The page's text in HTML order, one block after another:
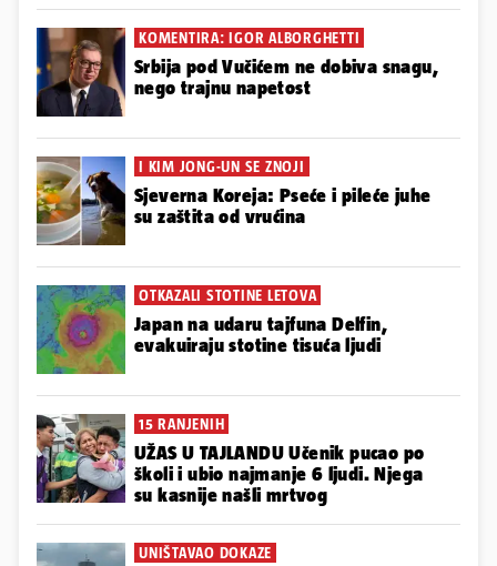
KOMENTIRA: IGOR ALBORGHETTI
Srbija pod Vučićem ne dobiva snagu,
nego trajnu napetost
I KIM JONG-UN SE ZNOJI
Sjeverna Koreja: Pseće i pileće juhe
su zaštita od vrućina
OTKAZALI STOTINE LETOVA
Japan na udaru tajfuna Delfin,
evakuiraju stotine tisuća ljudi
15 RANJENIH
UŽAS U TAJLANDU Učenik pucao po
školi i ubio najmanje 6 ljudi. Njega
su kasnije našli mrtvog
UNIŠTAVAO DOKAZE